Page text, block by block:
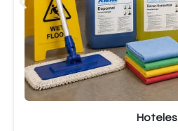
Hoteles